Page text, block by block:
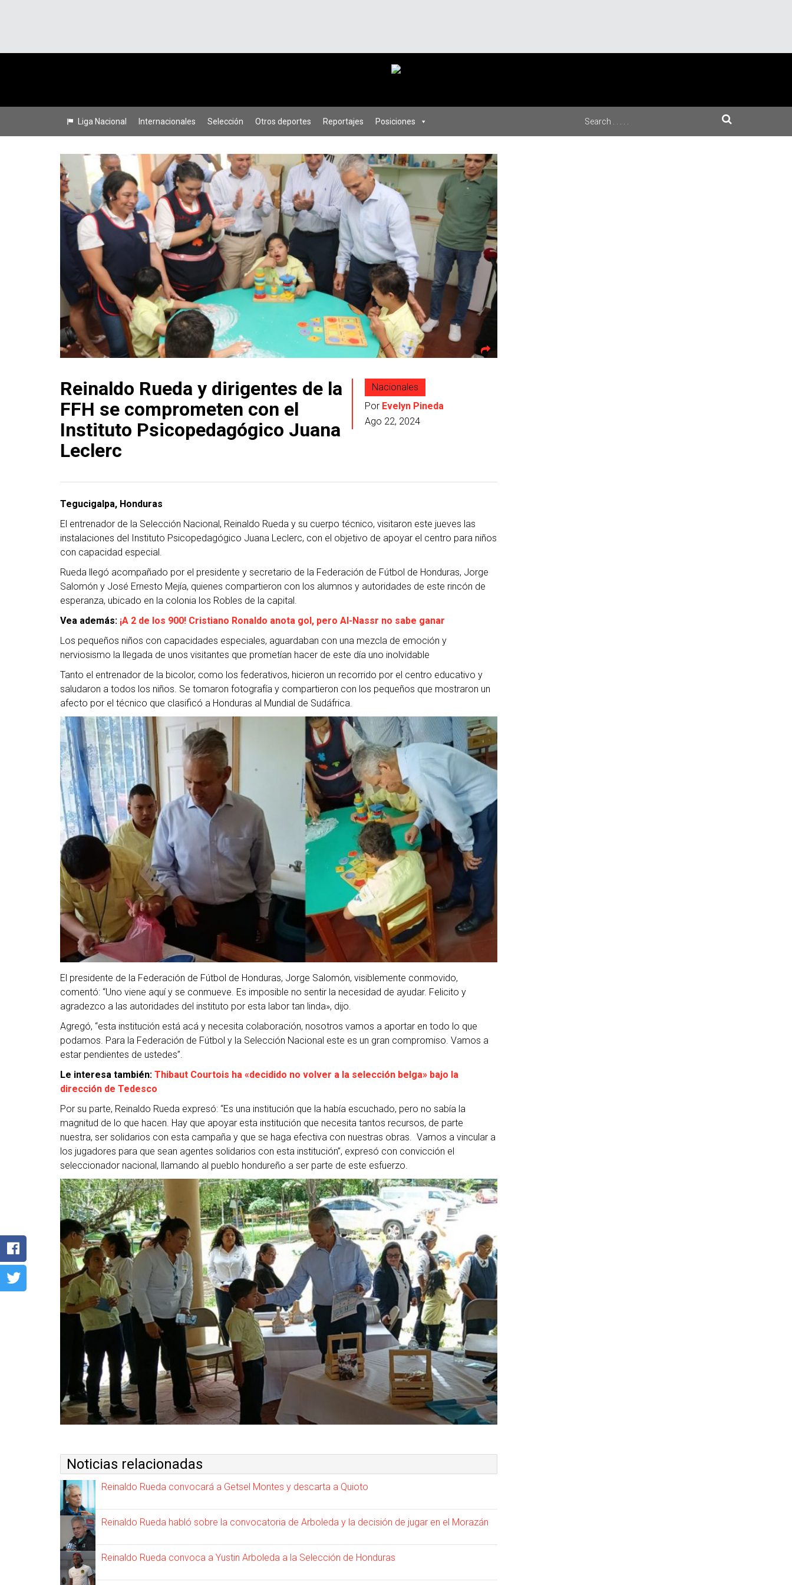
Liga Nacional Internacionales Selección Otros deportes Reportajes Posiciones
Reinaldo Rueda y dirigentes de la
FFH se comprometen con el
Instituto Psicopedagógico Juana
Leclerc
Nacionales
Por Evelyn Pineda
Ago 22, 2024
Tegucigalpa, Honduras
El entrenador de la Selección Nacional, Reinaldo Rueda y su cuerpo técnico, visitaron este jueves las
instalaciones del Instituto Psicopedagógico Juana Leclerc, con el objetivo de apoyar el centro para niños
con capacidad especial.
Rueda llegó acompañado por el presidente y secretario de la Federación de Fútbol de Honduras, Jorge
Salomón y José Ernesto Mejía, quienes compartieron con los alumnos y autoridades de este rincón de
esperanza, ubicado en la colonia los Robles de la capital.
Vea además: ¡A 2 de los 900! Cristiano Ronaldo anota gol, pero Al-Nassr no sabe ganar
Los pequeños niños con capacidades especiales, aguardaban con una mezcla de emoción y
nerviosismo la llegada de unos visitantes que prometían hacer de este día uno inolvidable
Tanto el entrenador de la bicolor, como los federativos, hicieron un recorrido por el centro educativo y
saludaron a todos los niños. Se tomaron fotografía y compartieron con los pequeños que mostraron un
afecto por el técnico que clasificó a Honduras al Mundial de Sudáfrica.
El presidente de la Federación de Fútbol de Honduras, Jorge Salomón, visiblemente conmovido,
comentó: “Uno viene aquí y se conmueve. Es imposible no sentir la necesidad de ayudar. Felicito y
agradezco a las autoridades del instituto por esta labor tan linda», dijo.
Agregó, “esta institución está acá y necesita colaboración, nosotros vamos a aportar en todo lo que
podamos. Para la Federación de Fútbol y la Selección Nacional este es un gran compromiso. Vamos a
estar pendientes de ustedes”.
Le interesa también: Thibaut Courtois ha «decidido no volver a la selección belga» bajo la
dirección de Tedesco
Por su parte, Reinaldo Rueda expresó: “Es una institución que la había escuchado, pero no sabía la
magnitud de lo que hacen. Hay que apoyar esta institución que necesita tantos recursos, de parte
nuestra, ser solidarios con esta campaña y que se haga efectiva con nuestras obras. Vamos a vincular a
los jugadores para que sean agentes solidarios con esta institución”, expresó con convicción el
seleccionador nacional, llamando al pueblo hondureño a ser parte de este esfuerzo.
Noticias relacionadas
Reinaldo Rueda convocará a Getsel Montes y descarta a Quioto
Reinaldo Rueda habló sobre la convocatoria de Arboleda y la decisión de jugar en el Morazán
Reinaldo Rueda convoca a Yustin Arboleda a la Selección de Honduras